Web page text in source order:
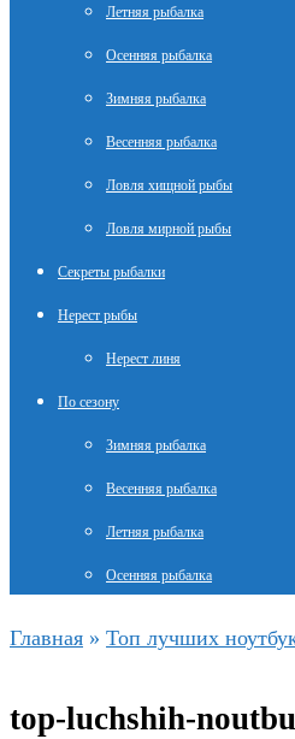
Летняя рыбалка
Осенняя рыбалка
Зимняя рыбалка
Весенняя рыбалка
Ловля хищной рыбы
Ловля мирной рыбы
Секреты рыбалки
Нерест рыбы
Нерест линя
По сезону
Зимняя рыбалка
Весенняя рыбалка
Летняя рыбалка
Осенняя рыбалка
Главная » Топ лучших
top-luchshih-